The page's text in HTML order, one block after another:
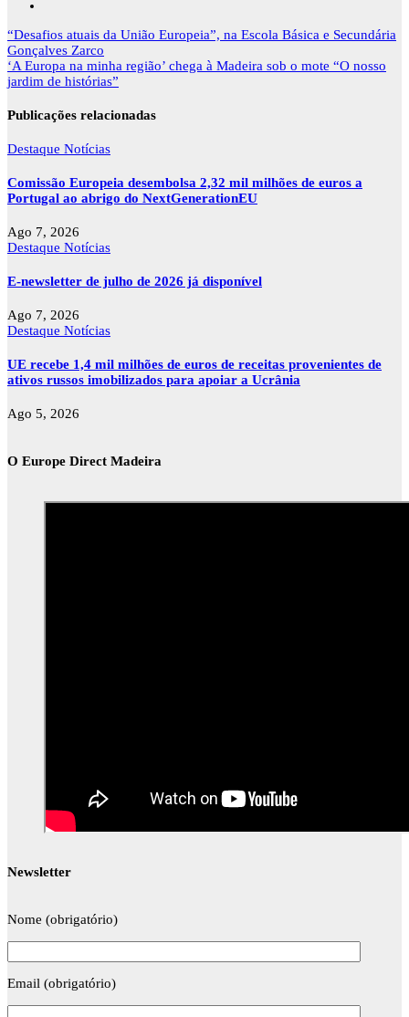
Navegação
de
artigos
“Desafios atuais da União Europeia”, na Escola Básica e Secundária
Gonçalves Zarco
‘A Europa na minha região’ chega à Madeira sob o mote “O nosso
jardim de histórias”
Publicações relacionadas
Destaque Notícias
Comissão Europeia desembolsa 2,32 mil milhões de euros a
Portugal ao abrigo do NextGenerationEU
Ago 7, 2026
Destaque Notícias
E-newsletter de julho de 2026 já disponível
Ago 7, 2026
Destaque Notícias
UE recebe 1,4 mil milhões de euros de receitas provenientes de
ativos russos imobilizados para apoiar a Ucrânia
Ago 5, 2026
O Europe Direct Madeira
Newsletter
Nome (obrigatório)
Email (obrigatório)